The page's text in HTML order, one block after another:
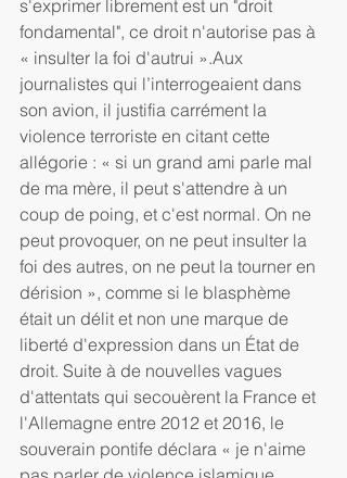
s'exprimer librement est un "droit
fondamental", ce droit n'autorise pas à
« insulter la foi d'autrui ».Aux
journalistes qui l’interrogeaient dans
son avion, il justifia carrément la
violence terroriste en citant cette
allégorie : « si un grand ami parle mal
de ma mère, il peut s'attendre à un
coup de poing, et c'est normal. On ne
peut provoquer, on ne peut insulter la
foi des autres, on ne peut la tourner en
dérision », comme si le blasphème
était un délit et non une marque de
liberté d'expression dans un État de
droit. Suite à de nouvelles vagues
d'attentats qui secouèrent la France et
l'Allemagne entre 2012 et 2016, le
souverain pontife déclara « je n'aime